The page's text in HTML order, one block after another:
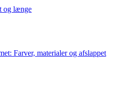
og længe
Farver, materialer og afslappet